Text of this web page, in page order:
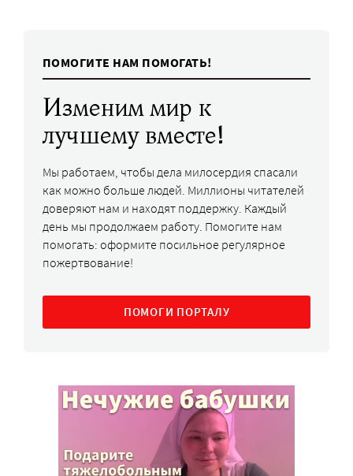
ПОМОГИТЕ НАМ ПОМОГАТЬ!
Изменим мир к
лучшему вместе!
Мы работаем, чтобы дела милосердия спасали
как можно больше людей. Миллионы читателей
доверяют нам и находят поддержку. Каждый
день мы продолжаем работу. Помогите нам
помогать: оформите посильное регулярное
пожертвование!
ПОМОГИ ПОРТАЛУ